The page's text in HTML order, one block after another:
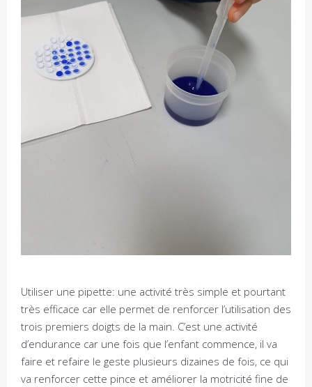
Utiliser une pipette: une activité très simple et pourtant
très efficace car elle permet de renforcer l’utilisation des
trois premiers doigts de la main. C’est une activité
d’endurance car une fois que l’enfant commence, il va
faire et refaire le geste plusieurs dizaines de fois, ce qui
va renforcer cette pince et améliorer la motricité fine de